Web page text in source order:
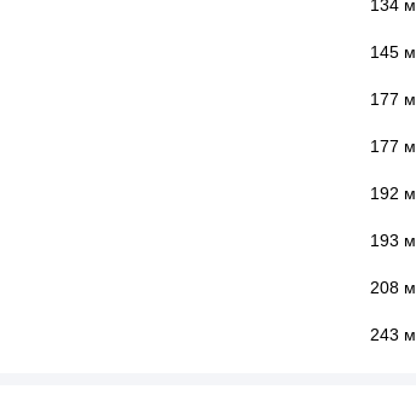
134 м
145 м
177 м
177 м
192 м
193 м
208 м
243 м